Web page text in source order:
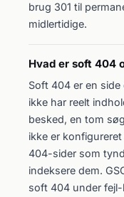
brug 301 til
midlertidige.
Hvad er soft 404
Soft 404 er en side
ikke har reelt
besked, en tom
ikke er
404-sider som
indeksere dem.
soft 404 under